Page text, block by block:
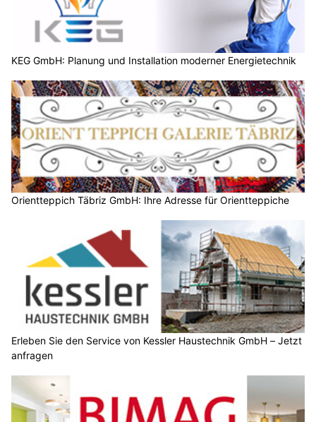
KEG GmbH: Planung und Installation moderner Energietechnik
Orientteppich Täbriz GmbH: Ihre Adresse für Orientteppiche
Erleben Sie den Service von Kessler Haustechnik GmbH – Jetzt
anfragen